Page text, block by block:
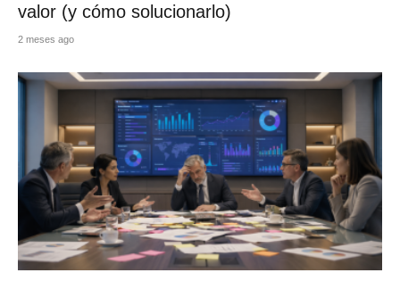
valor (y cómo solucionarlo)
2 meses ago